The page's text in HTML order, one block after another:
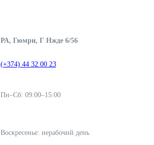
РА, Гюмри, Г Нжде 6/56
(+374) 44 32 00 23
Пн–Сб: 09:00–15:00
Воскресенье: нерабочий день